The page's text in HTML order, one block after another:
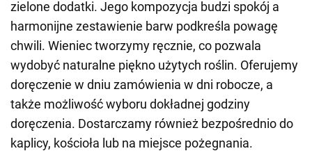
zielone dodatki. Jego kompozycja budzi spokój a
harmonijne zestawienie barw podkreśla powagę
chwili. Wieniec tworzymy ręcznie, co pozwala
wydobyć naturalne piękno użytych roślin. Oferujemy
doręczenie w dniu zamówienia w dni robocze, a
także możliwość wyboru dokładnej godziny
doręczenia. Dostarczamy również bezpośrednio do
kaplicy, kościoła lub na miejsce pożegnania.